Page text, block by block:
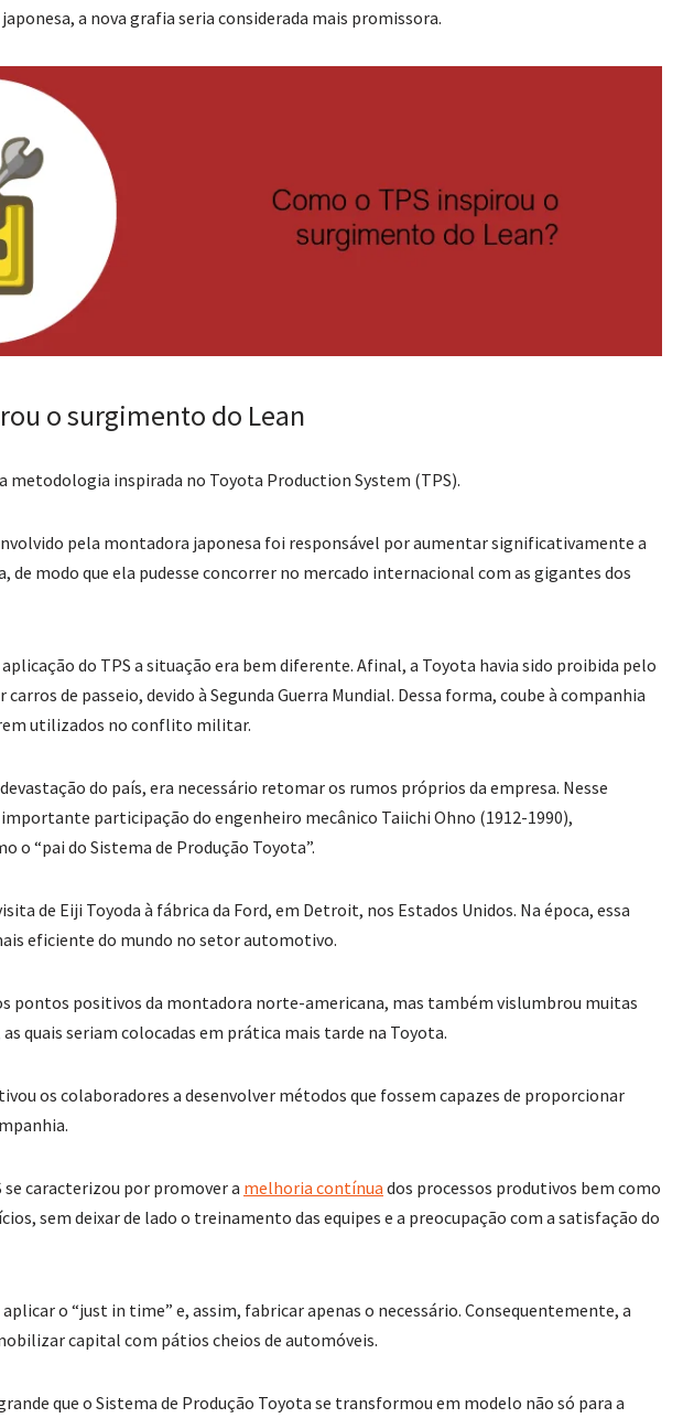
a nova grafia seria considerada mais promissora.
o surgimento do Lean
metodologia inspirada no Toyota Production System (TPS).
pela montadora japonesa foi responsável por aumentar significativamente a
de modo que ela pudesse concorrer no mercado internacional com as gigantes dos
aplicação do TPS a situação era bem diferente. Afinal, a Toyota havia sido proibida pelo
de passeio, devido à Segunda Guerra Mundial. Dessa forma, coube à companhia
utilizados no conflito militar.
do país, era necessário retomar os rumos próprios da empresa. Nesse
participação do engenheiro mecânico Taiichi Ohno (1912-1990),
o “pai do Sistema de Produção Toyota”.
de Eiji Toyoda à fábrica da Ford, em Detroit, nos Estados Unidos. Na época, essa
eficiente do mundo no setor automotivo.
pontos positivos da montadora norte-americana, mas também vislumbrou muitas
quais seriam colocadas em prática mais tarde na Toyota.
os colaboradores a desenvolver métodos que fossem capazes de proporcionar
caracterizou por promover a melhoria contínua dos processos produtivos bem como
sem deixar de lado o treinamento das equipes e a preocupação com a satisfação do
o “just in time” e, assim, fabricar apenas o necessário. Consequentemente, a
capital com pátios cheios de automóveis.
que o Sistema de Produção Toyota se transformou em modelo não só para a